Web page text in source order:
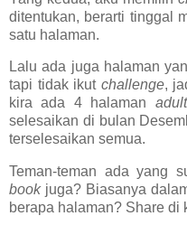
ditentukan, berarti tinggal
satu halaman.
Lalu ada juga halaman
tapi tidak ikut challenge,
kira ada 4 halaman
selesaikan di bulan
terselesaikan semua.
Teman-teman ada yang
bookjuga? Biasanya
berapa halaman? Share di